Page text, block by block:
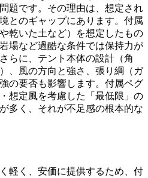
題です。その理由は、想定され
とのギャップにあります。付属
乾いた土など）を想定したもの
場など過酷な条件では保持力が
らに、テント本体の設計（角
、風の方向と強さ、張り綱（ガ
の要否も影響します。付属ペグ
想定風を考慮した「最低限」の
多く、それが不足感の根本的な
軽く、安価に提供するため、付